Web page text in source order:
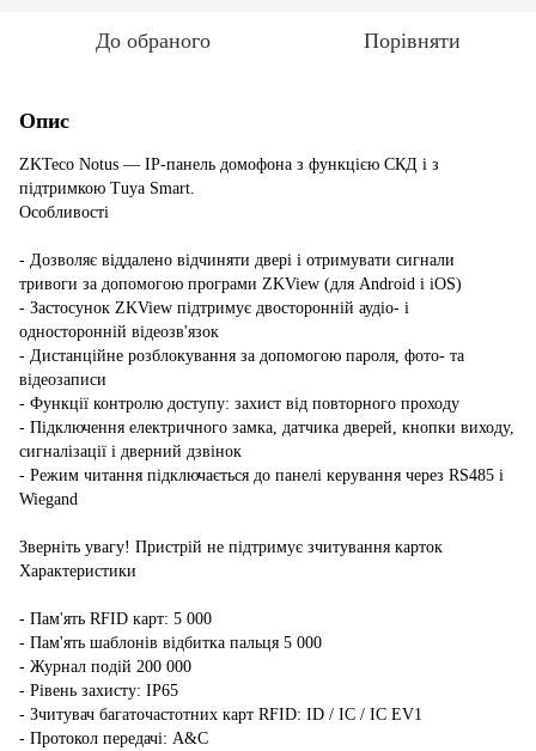
До обраного Порівняти
Опис
ZKTeco Notus — IP-панель домофона з функцією СКД і з
підтримкою Tuya Smart.
Особливості
- Дозволяє віддалено відчиняти двері і отримувати сигнали
тривоги за допомогою програми ZKView (для Android і iOS)
- Застосунок ZKView підтримує двосторонній аудіо- і
односторонній відеозв'язок
- Дистанційне розблокування за допомогою пароля, фото- та
відеозаписи
- Функції контролю доступу: захист від повторного проходу
- Підключення електричного замка, датчика дверей, кнопки виходу,
сигналізації і дверний дзвінок
- Режим читання підключається до панелі керування через RS485 і
Wiegand
Зверніть увагу! Пристрій не підтримує зчитування карток
Характеристики
- Пам'ять RFID карт: 5 000
- Пам'ять шаблонів відбитка пальця 5 000
- Журнал подій 200 000
- Рівень захисту: IP65
- Зчитувач багаточастотних карт RFID: ID / IC / IC EV1
- Протокол передачі: A&C